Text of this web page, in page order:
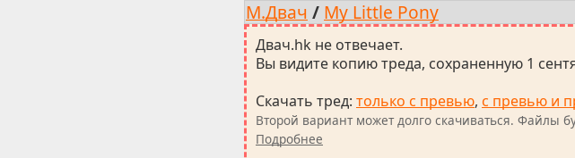
М.Двач / My Little Pony
Двач.hk не отвечает.
Вы видите копию треда, сохраненную 1
Скачать тред: только с превью, с превью и
Второй вариант может долго скачиваться. Файлы
Подробнее